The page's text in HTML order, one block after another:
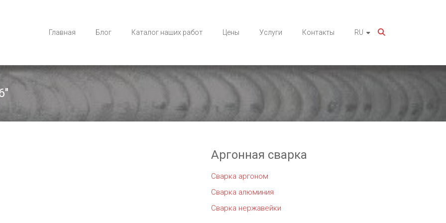
Главная Блог Каталог наших работ Цены Услуги Контакты RU
Аргонная сварка
Сварка аргоном
Сварка алюминия
Сварка нержавейки